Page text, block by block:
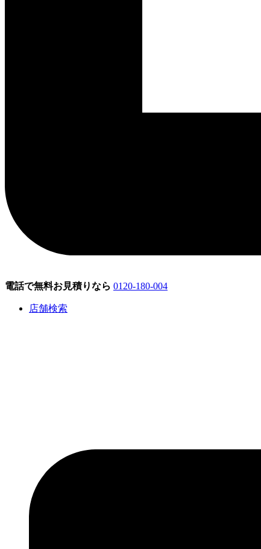
電話で無料お見積りなら 0120-180-004
店舗検索